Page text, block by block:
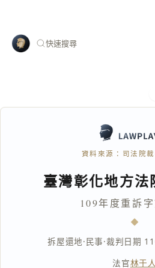
快速搜尋
資料來源：司法院
臺灣彰化地方
109年度重訴
拆屋還地·民事·裁判日期
法官林于人